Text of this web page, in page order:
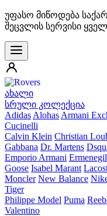
უფასო მიწოდება
შეცვლის სერვისი
ახალი
სრული კოლექცია
Adidas Alohas Armani
Cucinelli
Calvin Klein Christian
Gabbana Dr. Martens
Emporio Armani
Goose Isabel Marant
Moncler New Balance
Tiger
Philippe Model Puma
Valentino